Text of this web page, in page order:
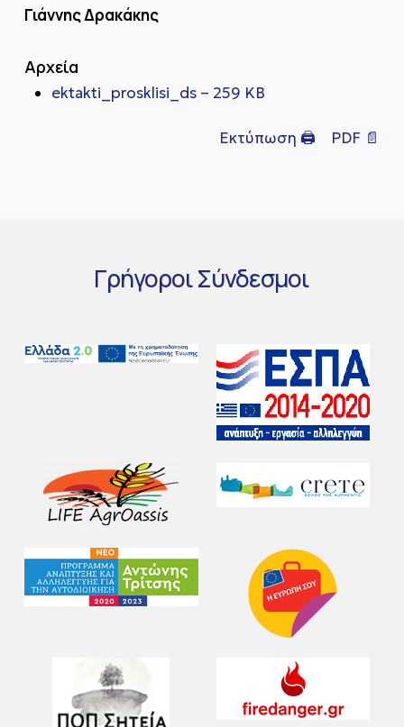
Γιάννης Δρακάκης
Αρχεία
ektakti_prosklisi_ds – 259 KB
Εκτύπωση 🖨 PDF 📄
ΓρήγοροιΣύνδεσμοι